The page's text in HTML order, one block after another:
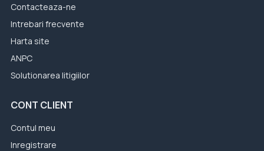
Contacteaza-ne
Intrebari frecvente
Harta site
ANPC
Solutionarea litigiilor
CONT CLIENT
Contul meu
Inregistrare